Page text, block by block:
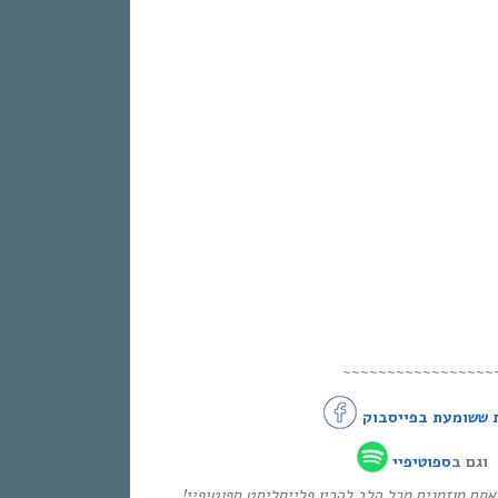
ששומעת בפייסבוק
וגם בספוטיפיי